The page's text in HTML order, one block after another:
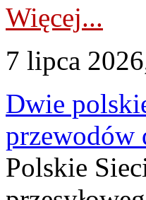
Więcej...
7 lipca
Dwie
przewodów
Polskie